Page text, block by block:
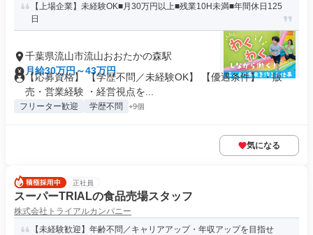
【上場企業】未経験OK■月30万円以上■残業10H未満■年間休日125
日
千葉県流山市流山おおたかの森駅
月給30万円～43万円
【応募資格】 【学歴不問／未経験OK】 【優遇条件】 ・販
売・営業経験 ・経営視点を...
フリーター歓迎 学歴不問 +9個
気になる
正社員
スーパーTRIALの食品売場スタッフ
株式会社トライアルカンパニー
【未経験歓迎】年齢不問／キャリアアップ・年収アップを目指せ